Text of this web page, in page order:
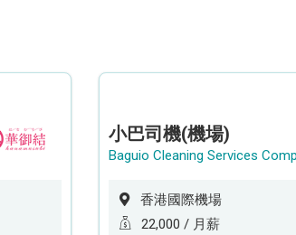
小巴司機(機場)
香港國際機場
22,000 / 月薪